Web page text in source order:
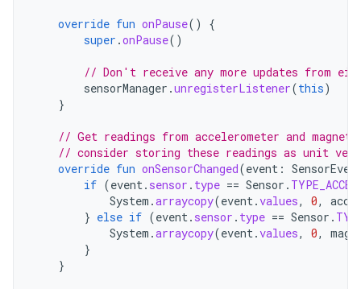
override fun onPause()
{
super .onPause()
// Don't receive any more updates from
sensorManager .unregisterListener(this)
}
// Get readings from accelerometer and
// consider storing these readings as unit
override fun onSensorChanged(event :
if (event. sensor . type == Sensor .
System .arraycopy(event.values, 0,
} else if (event. sensor . type == Sensor .
System .arraycopy(event.values, 0,
}
}